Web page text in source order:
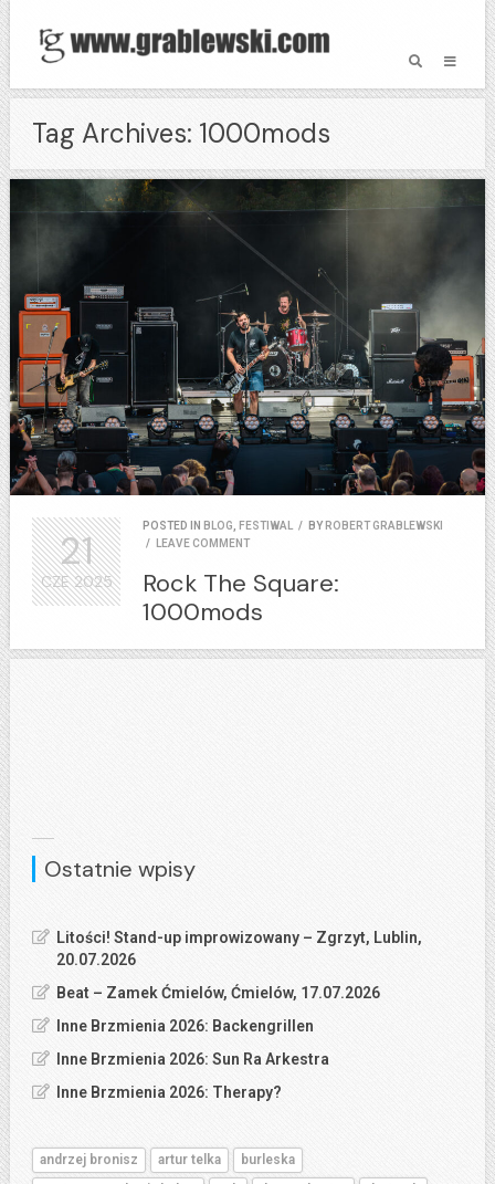
Tag Archives: 1000mods
POSTED IN BLOG FESTIWAL / BY ROBERT GRABLEWSKI
/
LEAVE COMMENT
Rock The Square:
1000mods
21
CZE2025
Ostatnie wpisy
Litości! Stand-up improwizowany – Zgrzyt, Lublin,
20.07.2026
Beat – Zamek Ćmielów, Ćmielów, 17.07.2026
Inne Brzmienia 2026: Backengrillen
Inne Brzmienia 2026: Sun Ra Arkestra
Inne Brzmienia 2026: Therapy?
andrzej bronisz artur telka
burleska